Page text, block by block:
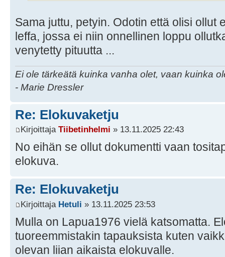
Sama juttu, petyin. Odotin että olisi ollut
leffa, jossa ei niin onnellinen loppu
venytetty pituutta ...
Ei ole tärkeätä kuinka vanha olet, vaan kuinka
- Marie Dressler
Re: Elokuvaketju
Kirjoittaja Tiibetinhelmi » 13.11.2025 22:43
No eihän se ollut dokumentti vaan
elokuva.
Re: Elokuvaketju
Kirjoittaja Hetuli » 13.11.2025 23:53
Mulla on Lapua1976 vielä katsomatta.
tuoreemmistakin tapauksista kuten
olevan liian aikaista elokuvalle.